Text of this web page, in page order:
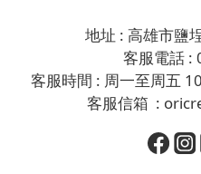
地址 : 高雄市鹽
客服電話 :
客服時間 : 周一至周五
客服信箱 :